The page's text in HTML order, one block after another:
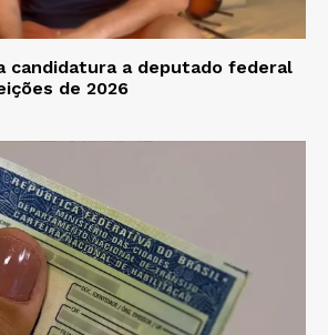
candidatura a deputado federal
de 2026